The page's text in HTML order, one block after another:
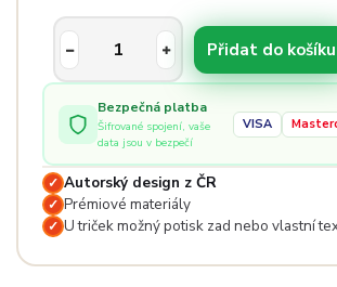
Přidat do košíku
Bezpečná platba
Šifrované spojení, vaše
data jsou v bezpečí
VISA
✓ Autorský design z ČR
✓ Prémiové materiály
✓ U triček možný potisk zad nebo vlastní